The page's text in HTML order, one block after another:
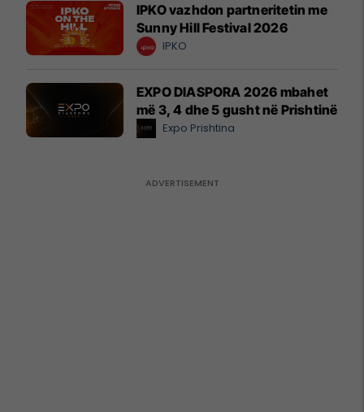
IPKO vazhdon partneritetin me
Sunny Hill Festival 2026
IPKO
EXPO DIASPORA 2026 mbahet
më 3, 4 dhe 5 gusht në Prishtinë
Expo Prishtina